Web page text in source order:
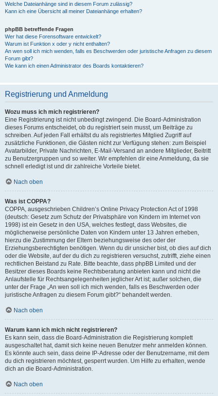
Welche Dateianhänge sind in diesem Forum zulässig?
Kann ich eine Übersicht all meiner Dateianhänge erhalten?
phpBB betreffende Fragen
Wer hat diese Forensoftware entwickelt?
Warum ist Funktion x oder y nicht enthalten?
An wen soll ich mich wenden, falls es Beschwerden oder juristische Anfragen zu diesem
Forum gibt?
Wie kann ich einen Administrator des Boards kontaktieren?
Registrierung und Anmeldung
Wozu muss ich mich registrieren?
Eine Registrierung ist nicht unbedingt zwingend. Die Board-Administration
dieses Forums entscheidet, ob du registriert sein musst, um Beiträge zu
schreiben. Auf jeden Fall erhältst du als registriertes Mitglied Zugriff auf
zusätzliche Funktionen, die Gästen nicht zur Verfügung stehen: zum Beispiel
Avatarbilder, Private Nachrichten, E-Mail-Versand an andere Mitglieder, Beitritt
zu Benutzergruppen und so weiter. Wir empfehlen dir eine Anmeldung, da sie
schnell erledigt ist und dir zahlreiche Vorteile bietet.
Nach oben
Was ist COPPA?
COPPA, ausgeschrieben Children’s Online Privacy Protection Act of 1998
(deutsch: Gesetz zum Schutz der Privatsphäre von Kindern im Internet von
1998) ist ein Gesetz in den USA, welches festlegt, dass Websites, die
möglicherweise persönliche Daten von Kindern unter 13 Jahren erheben,
hierzu die Zustimmung der Eltern beziehungsweise des oder der
Erziehungsberechtigten benötigen. Wenn du dir unsicher bist, ob dies auf dich
oder die Website, auf der du dich zu registrieren versuchst, zutrifft, ziehe einen
rechtlichen Beistand zu Rate. Bitte beachte, dass phpBB Limited und der
Besitzer dieses Boards keine Rechtsberatung anbieten kann und nicht die
Anlaufstelle für Rechtsangelegenheiten jeglicher Art ist; außer solchen, die
unter der Frage „An wen soll ich mich wenden, falls es Beschwerden oder
juristische Anfragen zu diesem Forum gibt?“ behandelt werden.
Nach oben
Warum kann ich mich nicht registrieren?
Es kann sein, dass die Board-Administration die Registrierung komplett
ausgeschaltet hat, damit sich keine neuen Benutzer mehr anmelden können.
Es könnte auch sein, dass deine IP-Adresse oder der Benutzername, mit dem
du dich registrieren möchtest, gesperrt wurden. Um Hilfe zu erhalten, wende
dich an die Board-Administration.
Nach oben